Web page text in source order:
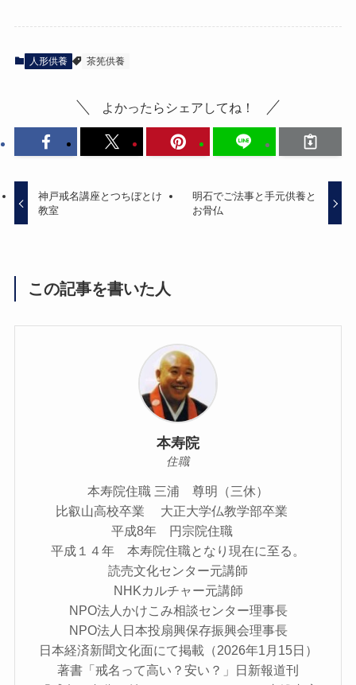
人形供養 茶筅供養
よかったらシェアしてね！
神戸戒名講座とつちぼとけ
教室
明石でご法事と手元供養と
お骨仏
この記事を書いた人
本寿院
住職
本寿院住職 三浦 尊明（三休）
比叡山高校卒業 大正大学仏教学部卒業
平成8年 円宗院住職
平成１４年 本寿院住職となり現在に至る。
読売文化センター元講師
NHKカルチャー元講師
NPO法人かけこみ相談センター理事長
NPO法人日本投扇興保存振興会理事長
日本経済新聞文化面にて掲載（2026年1月15日）
著書「戒名って高い？安い？」日新報道刊